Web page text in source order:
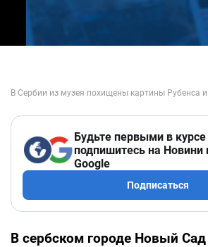
Будьте первыми в курсе
подпишитесь на Новини
Google
Подписаться
В сербском городе Новый